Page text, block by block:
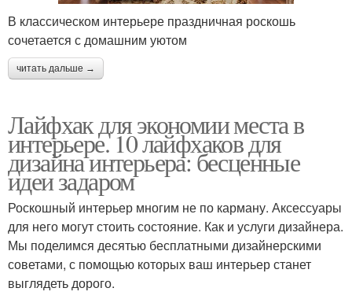
В классическом интерьере праздничная роскошь
сочетается с домашним уютом
читать дальше →
Лайфхак для экономии места в
интерьере. 10 лайфхаков для
дизайна интерьера: бесценные
идеи задаром
Роскошный интерьер многим не по карману. Аксессуары
для него могут стоить состояние. Как и услуги дизайнера.
Мы поделимся десятью бесплатными дизайнерскими
советами, с помощью которых ваш интерьер станет
выглядеть дорого.